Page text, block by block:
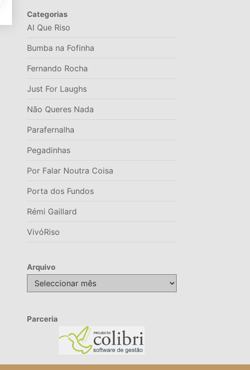
Categorias
AI Que Riso
Bumba na Fofinha
Fernando Rocha
Just For Laughs
Não Queres Nada
Parafernalha
Pegadinhas
Por Falar Noutra Coisa
Porta dos Fundos
Rémi Gaillard
VivóRiso
Arquivo
Arquivo
Parceria